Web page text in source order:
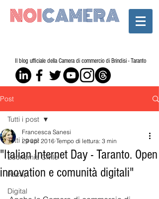
Il blog ufficiale della Camera di commercio di Brindisi - Taranto
Post
Tutti i post
Economia Civile
Recap
Digital
Tutti i post
"Italian Internet Day - Taranto. Open
innovation e comunità digitali"
Francesca Sanesi
29 apr 2016 Tempo di lettura: 3 min